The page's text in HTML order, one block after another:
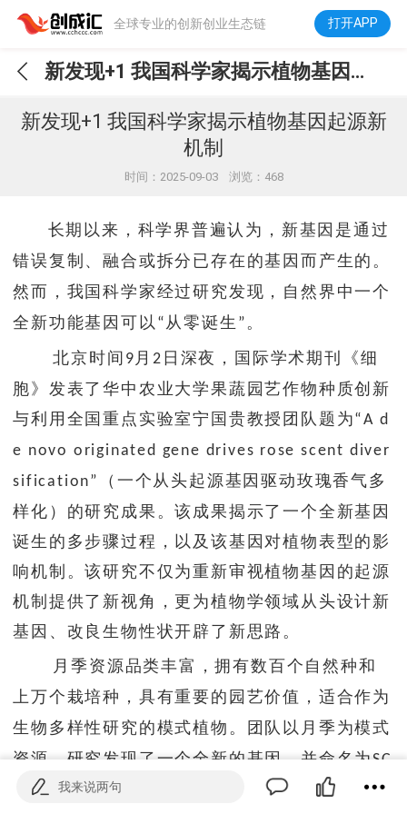
全球专业的创新创业生态链 打开APP
新发现+1 我国科学家揭示植物基因起源新机制
新发现+1 我国科学家揭示植物基因起源新
机制
时间：2025-09-03 浏览：468
长期以来，科学界普遍认为，新基因是通过
错误复制、融合或拆分已存在的基因而产生的。
然而，我国科学家经过研究发现，自然界中一个
全新功能基因可以 “ 从零诞生 ” 。
北京时间 9 月 2 日深夜，国际学术期刊《细
胞》发表了华中农业大学果蔬园艺作物种质创新
与利用全国重点实验室宁国贵教授团队题为“A d
e novo originated gene drives rose scent diver
sification”
（一个从头起源基因驱动玫瑰香气多
样化）的研究成果。该成果揭示了一个全新基因
诞生的多步骤过程，以及该基因对植物表型的影
响机制。该研究不仅为重新审视植物基因的起源
机制提供了新视角，更为植物学领域从头设计新
基因、改良生物性状开辟了新思路。
月季资源品类丰富，拥有数百个自然种和
上万个栽培种，具有重要的园艺价值，适合作为
生物多样性研究的模式植物。团队以月季为模式
资源，研究发现了一个全新的基因，并命名为 SC
REP。研究证实该基因可以显著抑制月季花的关
我来说两句